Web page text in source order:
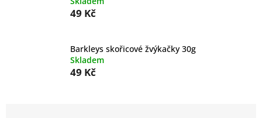
49 Kč
Barkleys skořicové žvýkačky 30g
Skladem
49 Kč